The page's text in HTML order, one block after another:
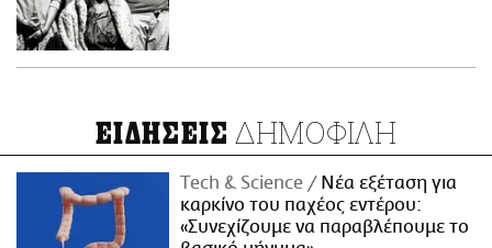
ΕΙΔΗΣΕΙΣ ΔΗΜΟΦΙΛΗ
Τech & Science
Νέα εξέταση για
καρκίνο του παχέος εντέρου:
«Συνεχίζουμε να παραβλέπουμε το